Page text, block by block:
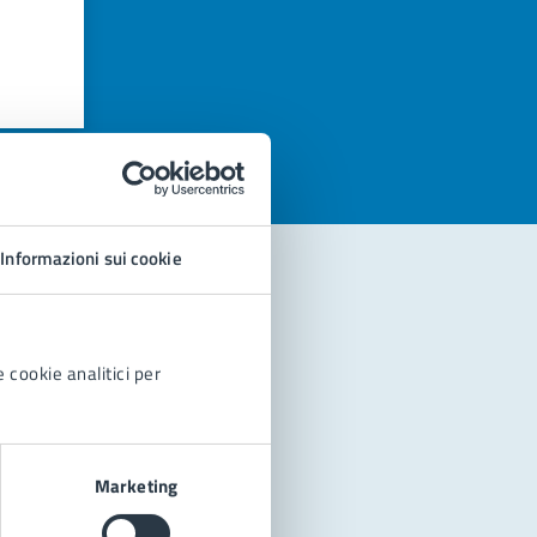
Informazioni sui cookie
cookie analitici per
Marketing